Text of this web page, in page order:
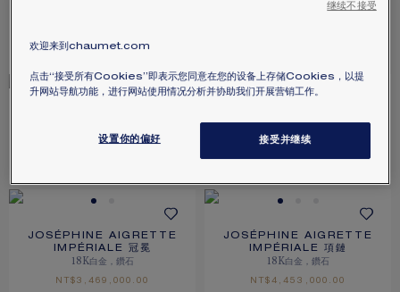
IMPÉRIALE 戒指
鉑金，鑽石
JOSÉPHINE ÉCLAT
FLORAL 戒指
鉑金，黃色鑽石，鑽石
JOSÉPHINE AIGRETTE
IMPÉRIALE 冠冕
18K白金，鑽石
NT$‌3,469,000.00
JOSÉPHINE AIGRETTE
IMPÉRIALE 項鏈
18K白金，鑽石
NT$‌4,453,000.00
欢迎来到chaumet.com
点击“接受所有Cookies”即表示您同意在您的设备上存储Cookies，以提
升网站导航功能，进行网站使用情况分析并协助我们开展营销工作。
设置你的偏好 接受并继续
继续不接受